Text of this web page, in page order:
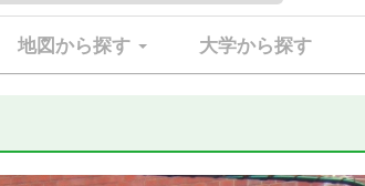
地図から探す 大学から探す